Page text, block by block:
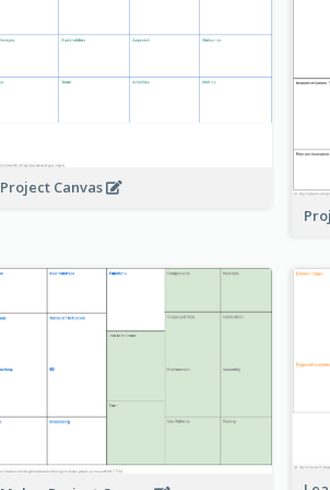
Project Canvas